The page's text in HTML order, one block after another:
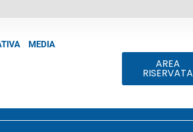
MEDIA
AREA
RISERVATA